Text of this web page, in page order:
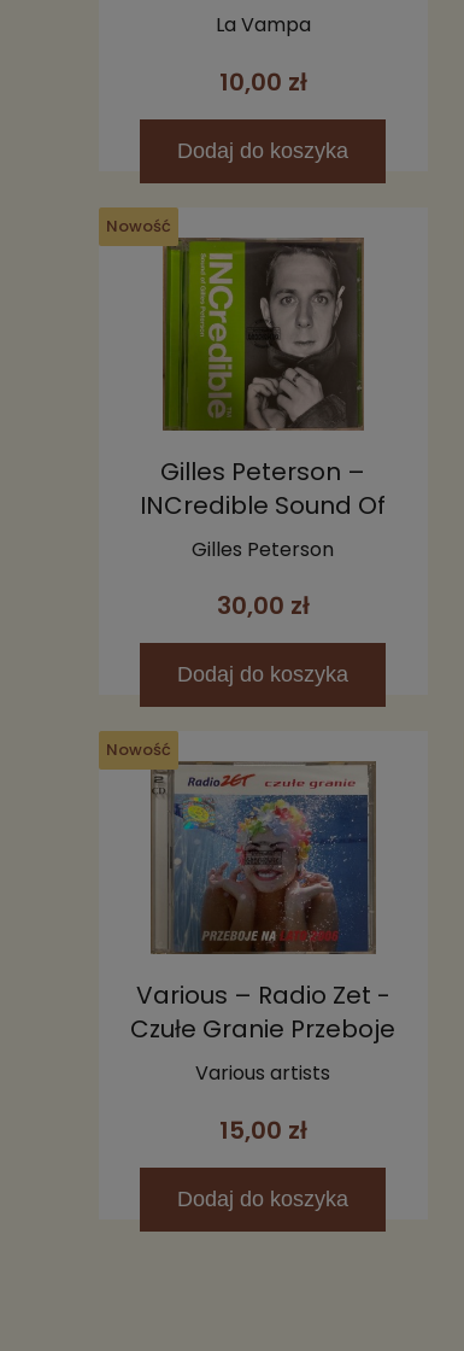
La Vampa
10,00 zł
Dodaj do koszyka
Nowość
Gilles Peterson –
INCredible Sound Of
Gilles Peterson CD
Gilles Peterson
30,00 zł
Dodaj do koszyka
Nowość
Various – Radio Zet -
Czułe Granie Przeboje
Na Lato 2006 2CD
Various artists
15,00 zł
Dodaj do koszyka